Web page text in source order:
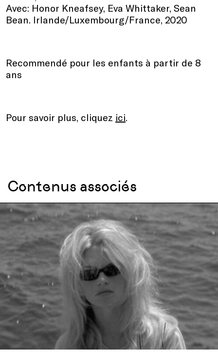
Avec: Honor Kneafsey, Eva Whittaker, Sean
Bean. Irlande/Luxembourg/France, 2020
Recommendé pour les enfants à partir de 8
ans
Pour savoir plus, cliquez ici.
Contenus associés